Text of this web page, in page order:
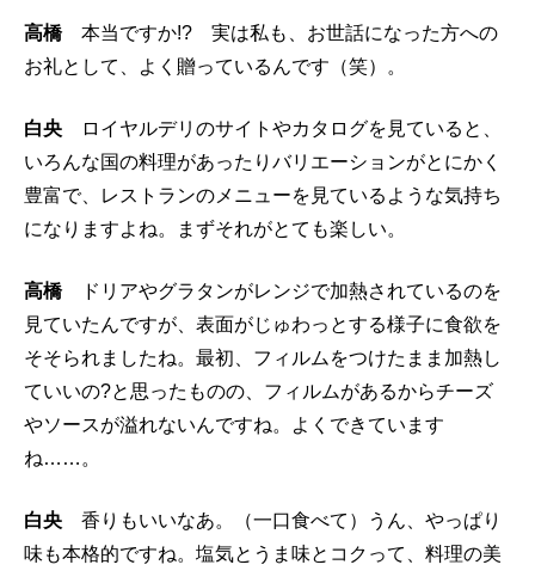
高橋本当ですか!? 実は私も、お世話になった方への
お礼として、よく贈っているんです（笑）。
白央 ロイヤルデリのサイトやカタログを見ていると、
いろんな国の料理があったりバリエーションがとにかく
豊富で、レストランのメニューを見ているような気持ち
になりますよね。まずそれがとても楽しい。
高橋ドリアやグラタンがレンジで加熱されているのを
見ていたんですが、表面がじゅわっとする様子に食欲を
そそられましたね。最初、フィルムをつけたまま加熱し
ていいの?と思ったものの、フィルムがあるからチーズ
やソースが溢れないんですね。よくできています
ね……。
白央 香りもいいなあ。（一口食べて）うん、やっぱり
味も本格的ですね。塩気とうま味とコクって、料理の美